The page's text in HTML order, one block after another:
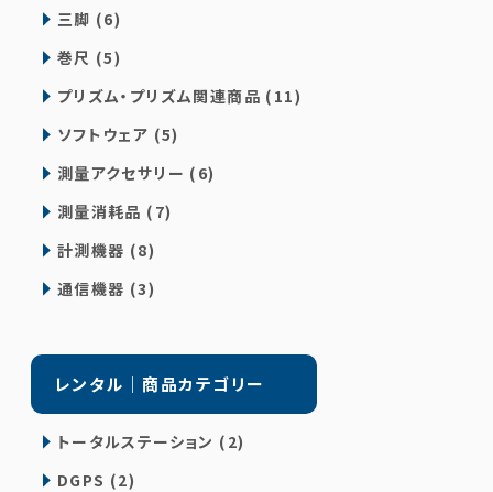
三脚 (6)
巻尺 (5)
プリズム・プリズム関連商品 (11)
ソフトウェア (5)
測量アクセサリー (6)
測量消耗品 (7)
計測機器 (8)
通信機器 (3)
レンタル｜商品カテゴリー
トータルステーション (2)
DGPS (2)